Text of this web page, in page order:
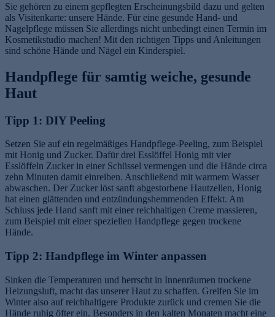
Sie gehören zu einem gepflegten Erscheinungsbild dazu und gelten
als Visitenkarte: unsere Hände. Für eine gesunde Hand- und
Nagelpflege müssen Sie allerdings nicht unbedingt einen Termin im
Kosmetikstudio machen! Mit den richtigen Tipps und Anleitungen
sind schöne Hände und Nägel ein Kinderspiel.
Handpflege für samtig weiche, gesunde
Haut
Tipp 1: DIY Peeling
Setzen Sie auf ein regelmäßiges Handpflege-Peeling, zum Beispiel
mit Honig und Zucker. Dafür drei Esslöffel Honig mit vier
Esslöffeln Zucker in einer Schüssel vermengen und die Hände circa
zehn Minuten damit einreiben. Anschließend mit warmem Wasser
abwaschen. Der Zucker löst sanft abgestorbene Hautzellen, Honig
hat einen glättenden und entzündungshemmenden Effekt. Am
Schluss jede Hand sanft mit einer reichhaltigen Creme massieren,
zum Beispiel mit einer speziellen Handpflege gegen trockene
Hände.
Tipp 2: Handpflege im Winter anpassen
Sinken die Temperaturen und herrscht in Innenräumen trockene
Heizungsluft, macht das unserer Haut zu schaffen. Greifen Sie im
Winter also auf reichhaltigere Produkte zurück und cremen Sie die
Hände ruhig öfter ein. Besonders in den kalten Monaten macht eine